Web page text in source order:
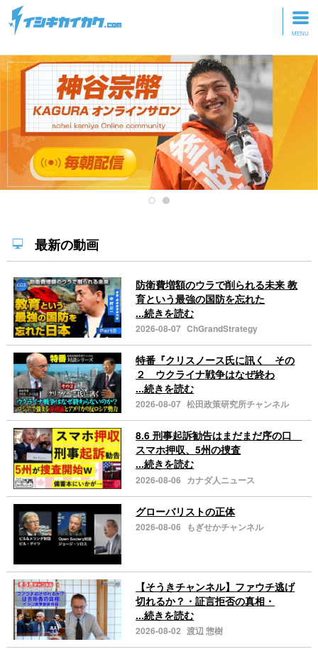
トップページ
動画を見る
記事を読む
セミナーに参加
研修・ツアーに参加
最新の動画
防衛費増額のウラで削られる未来 教
育という最強の国防を忘れた
...続きを読む
2026-08-07 ChGrandStrategy
特番『クリスノース氏に訊く その
２ ウクライナ戦争はなぜ終わ
...続きを読む
2026-08-07 松田政策研究所チャンネル
8.6 刑事起訴勧告はまだまだ序の口
スマホ押収、5州の捜査
...続きを読む
2026-08-06 カナダ人ニュース
グローバリストの正体
2026-08-06 もぎせかチャンネル
【そうきチャンネル】ファウチ逃げ
切れるか？・証言拒否の真相・
...続きを読む
2026-08-02 渡辺 惣樹